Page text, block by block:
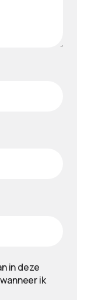
in deze
ik